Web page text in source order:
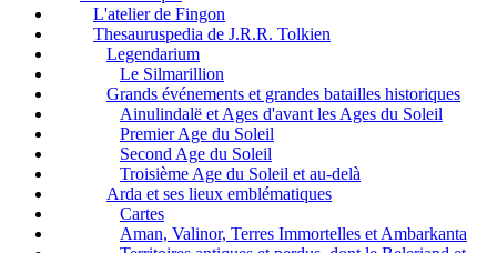
L'atelier de Fingon
Thesauruspedia de J.R.R. Tolkien
Legendarium
Le Silmarillion
Grands événements et grandes batailles historiques
Ainulindalë et Ages d'avant les Ages du Soleil
Premier Age du Soleil
Second Age du Soleil
Troisième Age du Soleil et au-delà
Arda et ses lieux emblématiques
Cartes
Aman, Valinor, Terres Immortelles et Ambarkanta